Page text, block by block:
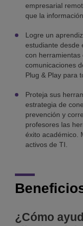
empresarial
que la
Logre un
estudiante desde
con herramientas
comunicaciones
Plug & Play para
Proteja sus
estrategia de
prevención y
profesores las
éxito académico.
activos de TI.
¿Cómo